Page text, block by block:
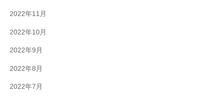
2022年11月
2022年10月
2022年9月
2022年8月
2022年7月